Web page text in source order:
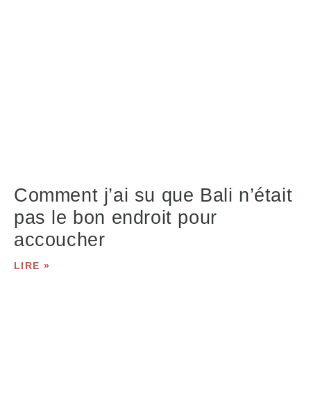
Comment j’ai su que Bali n’était
pas le bon endroit pour
accoucher
LIRE »